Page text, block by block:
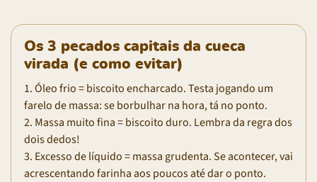
Os 3 pecados capitais da cueca
virada (e como evitar)
1. Óleo frio = biscoito encharcado. Testa jogando um
farelo de massa: se borbulhar na hora, tá no ponto.
2. Massa muito fina = biscoito duro. Lembra da regra dos
dois dedos!
3. Excesso de líquido = massa grudenta. Se acontecer, vai
acrescentando farinha aos poucos até dar o ponto.